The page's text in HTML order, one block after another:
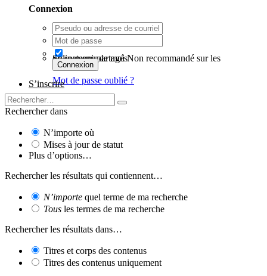
Connexion
Se souvenir de moi
Non recommandé sur les ordinateurs partagés
Connexion
Mot de passe oublié ?
S’inscrire
Rechercher dans
N’importe où
Mises à jour de statut
Plus d’options…
Rechercher les résultats qui contiennent…
N’importe quel terme de ma recherche
Tous les termes de ma recherche
Rechercher les résultats dans…
Titres et corps des contenus
Titres des contenus uniquement